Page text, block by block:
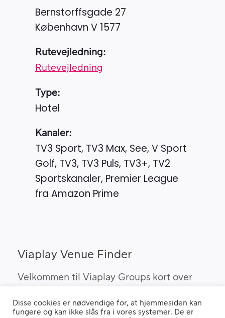
Bernstorffsgade 27
København V 1577
Rutevejledning:
Rutevejledning
Type:
Hotel
Kanaler:
TV3 Sport, TV3 Max, See, V Sport
Golf, TV3, TV3 Puls, TV3+, TV2
Sportskanaler, Premier League
fra Amazon Prime
Viaplay Venue Finder
Velkommen til Viaplay Groups kort over
finde barer, pubber og hoteller, som kan
Disse cookies er nødvendige for, at hjemmesiden kan
fungere og kan ikke slås fra i vores systemer. De er